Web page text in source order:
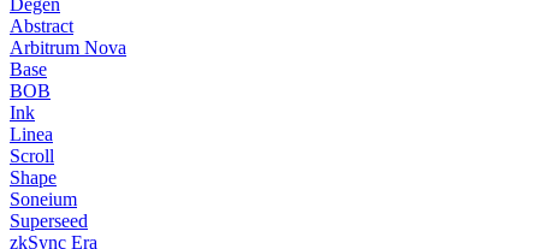
Abstract
Arbitrum Nova
Base
BOB
Ink
Linea
Scroll
Shape
Soneium
Superseed
zkSync Era